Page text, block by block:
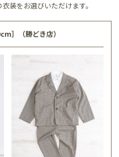
装をお選びいただけます。
］（勝どき店）